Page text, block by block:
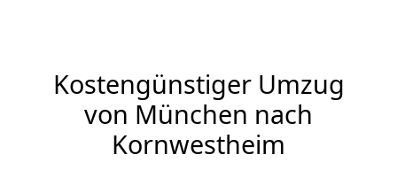
Kostengünstiger Umzug
von München nach
Kornwestheim